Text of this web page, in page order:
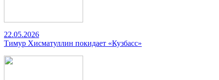
22.05.2026
Тимур Хисматуллин покидает «Кузбасс»